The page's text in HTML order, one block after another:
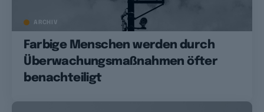
ARCHIV
Farbige Menschen werden durch
Überwachungsmaßnahmen öfter
benachteiligt